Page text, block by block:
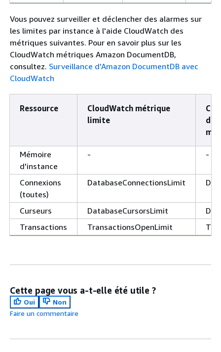
Vous pouvez surveiller et déclencher des alarmes sur
les limites par instance à l'aide CloudWatch des
métriques suivantes. Pour en savoir plus sur les
CloudWatch métriques Amazon DocumentDB,
consultez. Surveillance d'Amazon DocumentDB avec
CloudWatch
Ressource
CloudWatch métrique
limite
Mémoire
d'instance
- -
Connexions
(toutes)
DatabaseConnectionsLimit
Curseurs DatabaseCursorsLimit
Transactions
TransactionsOpenLimit
Cette page vous a-t-elle été utile ?
Oui
Non
Faire un commentaire